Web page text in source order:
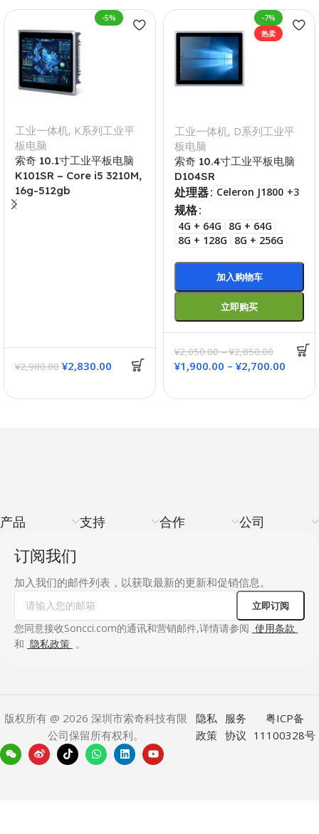
-5%
工业一体机, K系列工业平
板电脑
索奇 10.1寸工业平板电脑
K101SR – Core i5 3210M,
16g-512gb
¥2,980.00 ¥2,830.00
-7%
热卖
工业一体机, D系列工业平
板电脑
索奇 10.4寸工业平板电脑
D104SR
处理器 Celeron J1800 +3
规格
4G + 64G
8G + 64G
8G + 128G
8G + 256G
加入购物车
立即购买
¥2,050.00 – ¥2,850.00
¥1,900.00 – ¥2,700.00
产品 支持 合作 公司
订阅我们
加入我们的邮件列表，以获取最新的更新和促销信息。
您同意接收Soncci.com的通讯和营销邮件,详情请参阅 使用条款
和 隐私政策 。
版权所有 @ 2026 深圳市索奇科技有限
公司保留所有权利。
隐私
政策
服务
协议
粤ICP备
11100328号